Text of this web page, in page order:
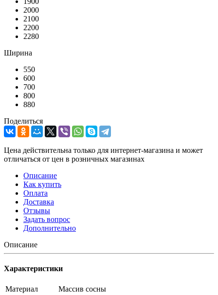
2000
2100
2200
2280
Ширина
550
600
700
800
880
Поделиться
Цена действительна только для интернет-магазина и может
отличаться от цен в розничных магазинах
Описание
Как купить
Оплата
Доставка
Отзывы
Задать вопрос
Дополнительно
Описание
Характеристики
Материал
Массив сосны